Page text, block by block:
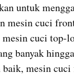
untuk
mesin cuci
cuci top-
banyak
baik, mesin